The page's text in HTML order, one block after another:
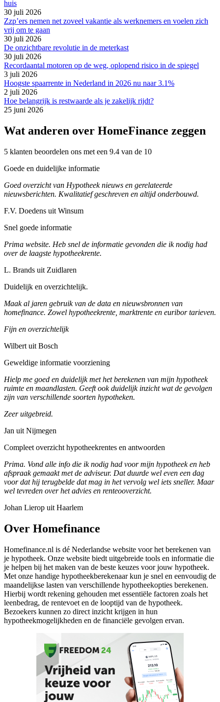
huis
30 juli 2026
Zzp’ers nemen net zoveel vakantie als werknemers en voelen zich
vrij om te gaan
30 juli 2026
De onzichtbare revolutie in de meterkast
30 juli 2026
Recordaantal motoren op de weg, oplopend risico in de spiegel
3 juli 2026
Hoogste spaarrente in Nederland in 2026 nu naar 3.1%
2 juli 2026
Hoe belangrijk is restwaarde als je zakelijk rijdt?
25 juni 2026
Wat anderen over HomeFinance zeggen
5 klanten beoordelen ons met een 9.4 van de 10
Goede en duidelijke informatie
Goed overzicht van Hypotheek nieuws en gerelateerde
nieuwsberichten. Kwalitatief geschreven en altijd onderbouwd.
F.V. Doedens uit Winsum
Snel goede informatie
Prima website. Heb snel de informatie gevonden die ik nodig had
over de laagste hypotheekrente.
L. Brands uit Zuidlaren
Duidelijk en overzichtelijk.
Maak al jaren gebruik van de data en nieuwsbronnen van
homefinance. Zowel hypotheekrente, marktrente en euribor tarieven.
Fijn en overzichtelijk
Wilbert uit Bosch
Geweldige informatie voorziening
Hielp me goed en duidelijk met het berekenen van mijn hypotheek
ruimte en maandlasten. Geeft ook duidelijk inzicht wat de gevolgen
zijn van verschillende soorten hypotheken.
Zeer uitgebreid.
Jan uit Nijmegen
Compleet overzicht hypotheekrentes en antwoorden
Prima. Vond alle info die ik nodig had voor mijn hypotheek en heb
afspraak gemaakt met de adviseur. Dat duurde wel even een dag
voor dat hij terugbelde dat mag in het vervolg wel iets sneller. Maar
wel tevreden over het advies en renteooverzicht.
Johan Lierop uit Haarlem
Over Homefinance
Homefinance.nl is dé Nederlandse website voor het berekenen van
je hypotheek. Onze website biedt uitgebreide tools en informatie die
je helpen bij het maken van de beste keuzes voor jouw hypotheek.
Met onze handige hypotheekberekenaar kun je snel en eenvoudig de
maandelijkse lasten van verschillende hypotheekopties berekenen.
Hierbij wordt rekening gehouden met essentiële factoren zoals het
leenbedrag, de rentevoet en de looptijd van de hypotheek.
Bezoekers kunnen zo direct inzicht krijgen in hun
hypotheekmogelijkheden en de financiële gevolgen ervan.